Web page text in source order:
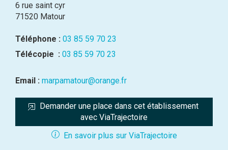
6 rue saint cyr
71520 Matour
Téléphone : 03 85 59 70 23
Télécopie : 03 85 59 70 23
Email : marpamatour@orange.fr
Demander une place dans cet établissement
avec ViaTrajectoire
En savoir plus sur ViaTrajectoire